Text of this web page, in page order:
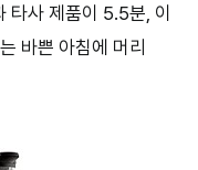
타사 제품이 5.5분, 이
바쁜 아침에 머리